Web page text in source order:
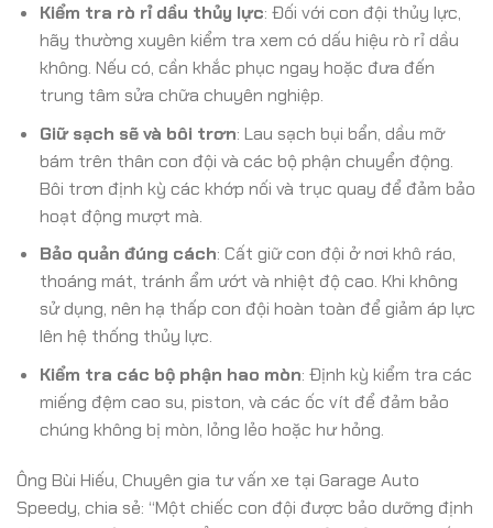
Kiểm tra rò rỉ dầu thủy lực: Đối với con đội thủy lực,
hãy thường xuyên kiểm tra xem có dấu hiệu rò rỉ dầu
không. Nếu có, cần khắc phục ngay hoặc đưa đến
trung tâm sửa chữa chuyên nghiệp.
Giữ sạch sẽ và bôi trơn: Lau sạch bụi bẩn, dầu mỡ
bám trên thân con đội và các bộ phận chuyển động.
Bôi trơn định kỳ các khớp nối và trục quay để đảm bảo
hoạt động mượt mà.
Bảo quản đúng cách: Cất giữ con đội ở nơi khô ráo,
thoáng mát, tránh ẩm ướt và nhiệt độ cao. Khi không
sử dụng, nên hạ thấp con đội hoàn toàn để giảm áp lực
lên hệ thống thủy lực.
Kiểm tra các bộ phận hao mòn: Định kỳ kiểm tra các
miếng đệm cao su, piston, và các ốc vít để đảm bảo
chúng không bị mòn, lỏng lẻo hoặc hư hỏng.
Ông Bùi Hiếu, Chuyên gia tư vấn xe tại Garage Auto
Speedy, chia sẻ: “Một chiếc con đội được bảo dưỡng định